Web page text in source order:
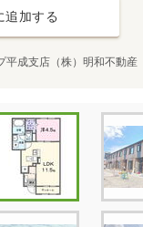
追加する
平成支店（株）明和不動産